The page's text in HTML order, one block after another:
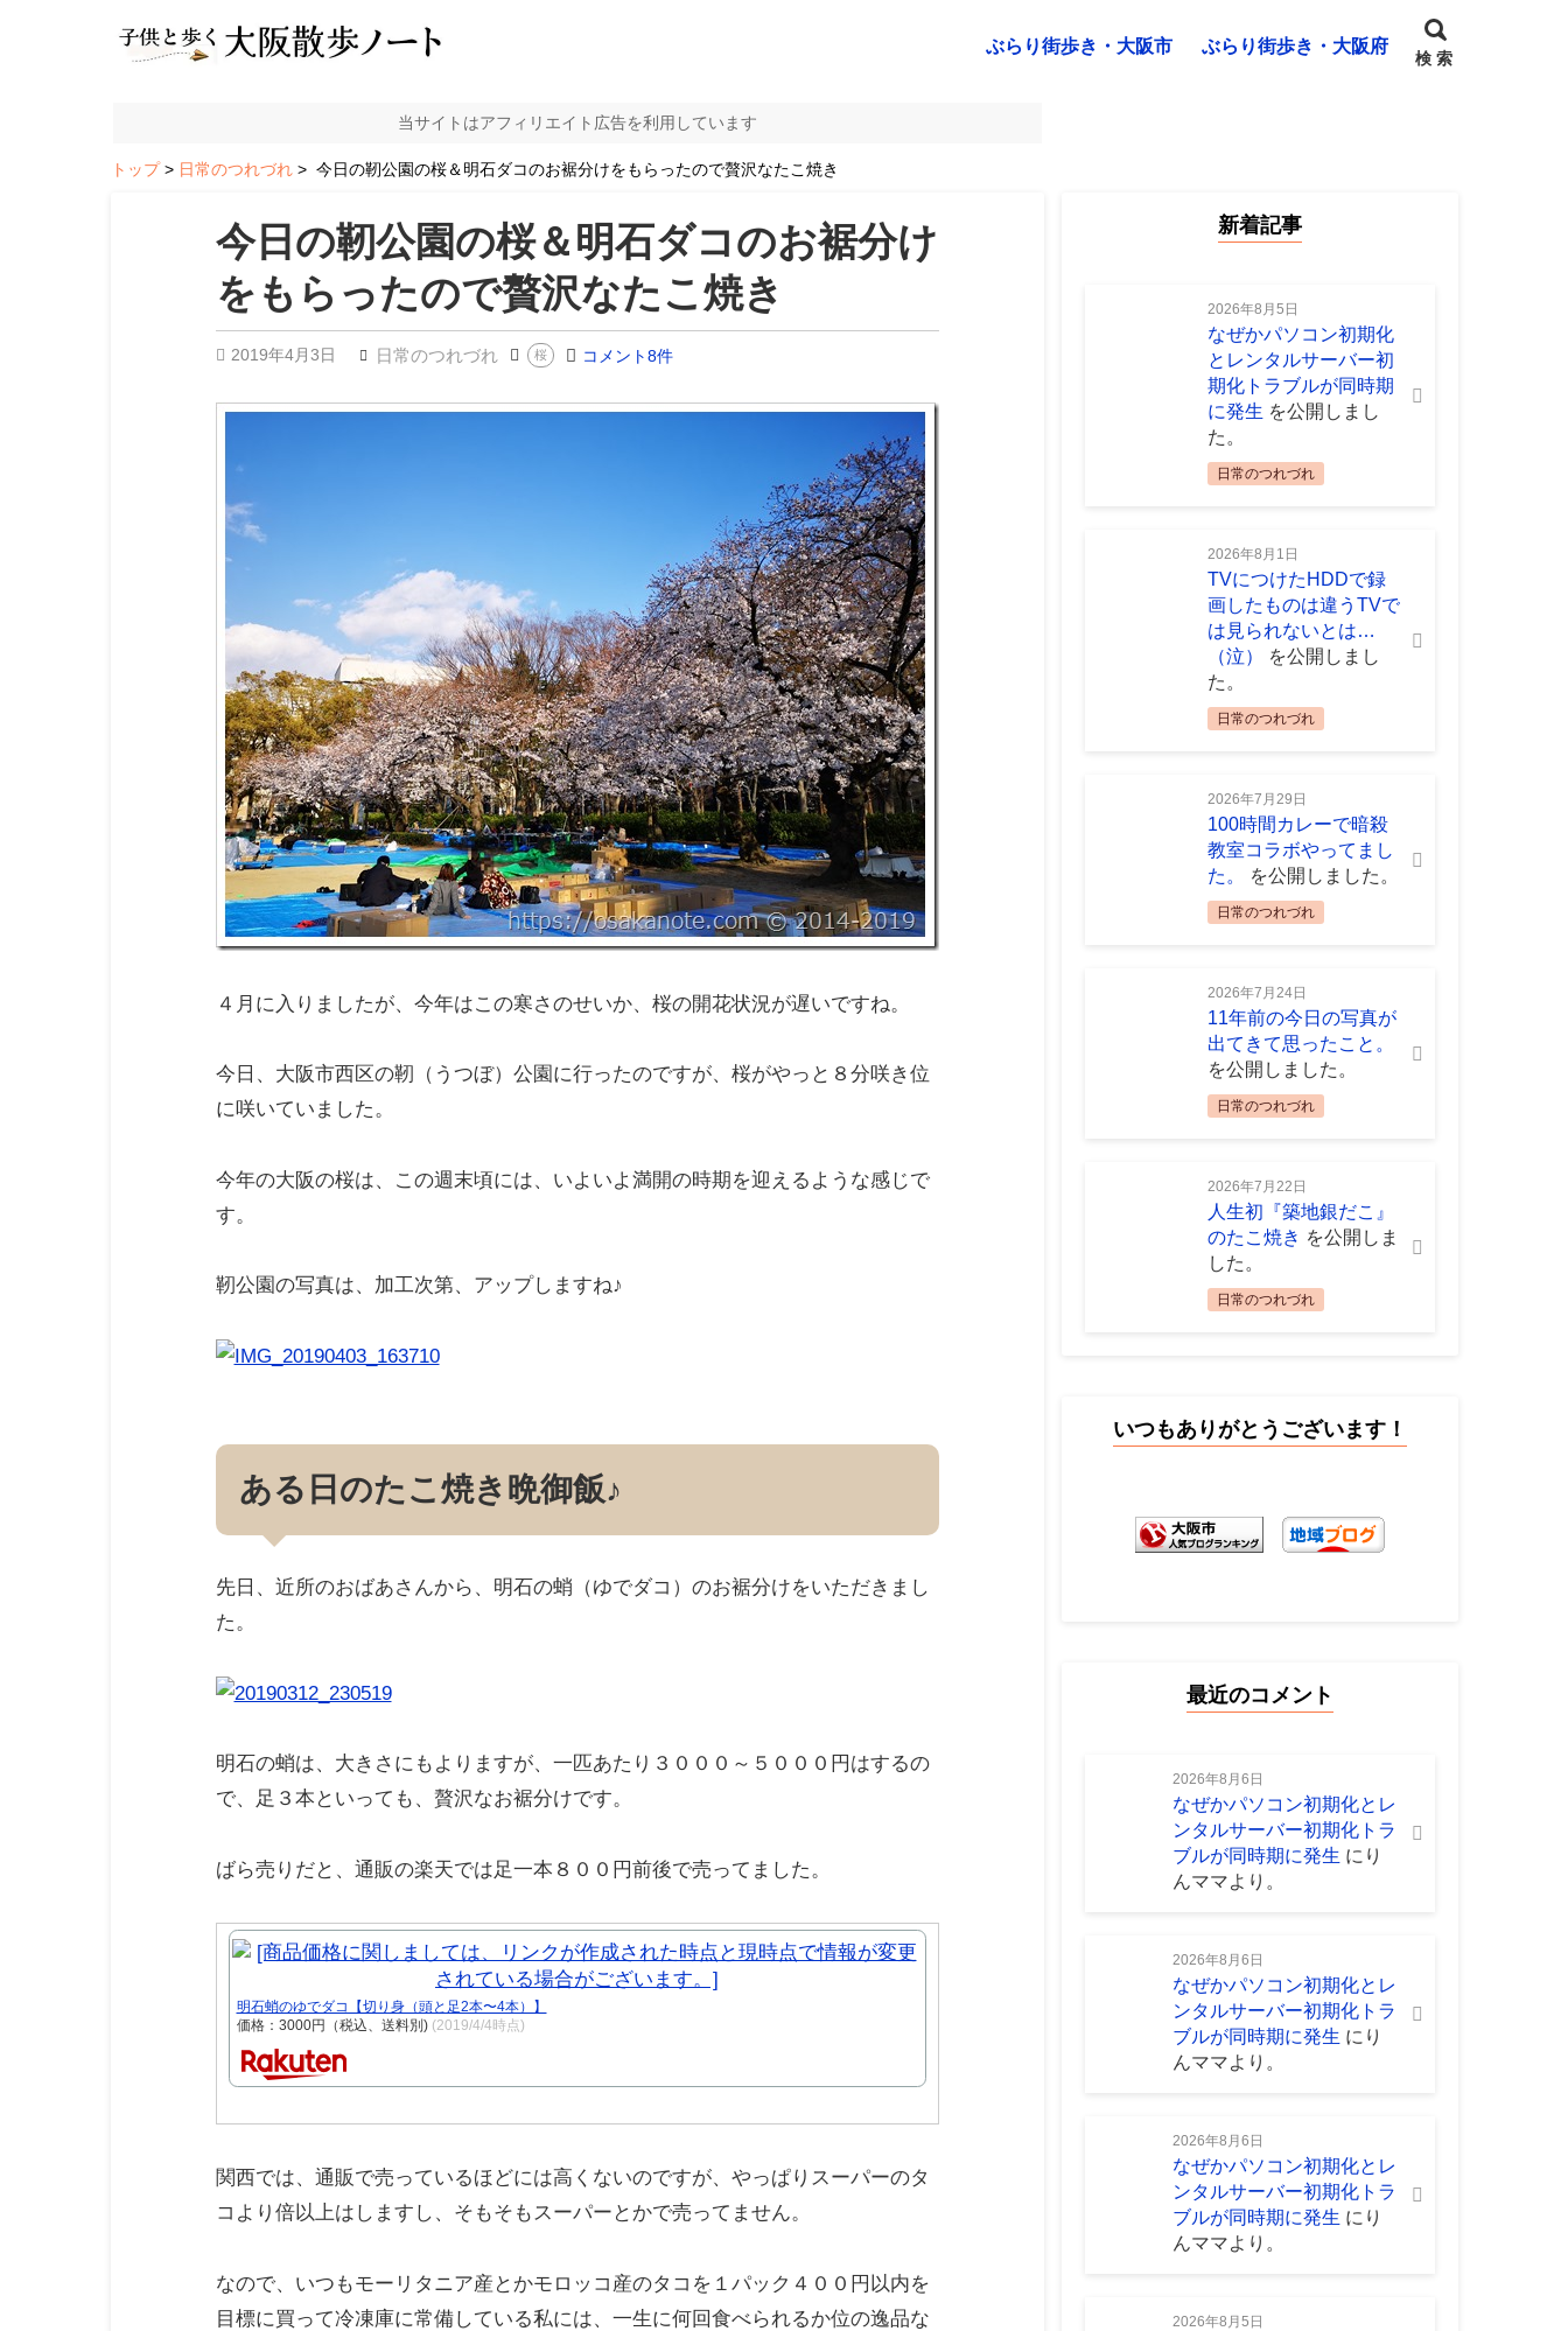
ぶらり街歩き・大阪市 ぶらり街歩き・大阪府
検 索
当サイトはアフィリエイト広告を利用しています
トップ 日常のつれづれ 今日の靭公園の桜＆明石ダコのお裾分けをもらったので贅沢なたこ焼き
今日の靭公園の桜＆明石ダコのお裾分け
をもらったので贅沢なたこ焼き
2019年4月3日 日常のつれづれ 桜 コメント8件
４月に入りましたが、今年はこの寒さのせいか、桜の開花状況が遅いですね。
今日、大阪市西区の靭（うつぼ）公園に行ったのですが、桜がやっと８分咲き位
に咲いていました。
今年の大阪の桜は、この週末頃には、いよいよ満開の時期を迎えるような感じで
す。
靭公園の写真は、加工次第、アップしますね♪
ある日のたこ焼き晩御飯♪
先日、近所のおばあさんから、明石の蛸（ゆでダコ）のお裾分けをいただきまし
た。
明石の蛸は、大きさにもよりますが、一匹あたり３０００～５０００円はするの
で、足３本といっても、贅沢なお裾分けです。
ばら売りだと、通販の楽天では足一本８００円前後で売ってました。
明石蛸のゆでダコ【切り身（頭と足2本〜4本）】
価格：3000円（税込、送料別) (2019/4/4時点)
関西では、通販で売っているほどには高くないのですが、やっぱりスーパーのタ
コより倍以上はしますし、そもそもスーパーとかで売ってません。
なので、いつもモーリタニア産とかモロッコ産のタコを１パック４００円以内を
目標に買って冷凍庫に常備している私には、一生に何回食べられるか位の逸品な
新着記事
2026年8月5日
なぜかパソコン初期化
とレンタルサーバー初
期化トラブルが同時期
に発生 を公開しまし
た。
日常のつれづれ
2026年8月1日
TVにつけたHDDで録
画したものは違うTVで
は見られないとは…
（泣）
を公開しまし
た。
日常のつれづれ
2026年7月29日
100時間カレーで暗殺
教室コラボやってまし
た。
を公開しました。
日常のつれづれ
2026年7月24日
11年前の今日の写真が
出てきて思ったこと。
を公開しました。
日常のつれづれ
2026年7月22日
人生初『築地銀だこ』
のたこ焼き を公開しま
した。
日常のつれづれ
いつもありがとうございます！
最近のコメント
2026年8月6日
なぜかパソコン初期化とレ
ンタルサーバー初期化トラ
ブルが同時期に発生 に り
んママより。
2026年8月6日
なぜかパソコン初期化とレ
ンタルサーバー初期化トラ
ブルが同時期に発生 に り
んママより。
2026年8月6日
なぜかパソコン初期化とレ
ンタルサーバー初期化トラ
ブルが同時期に発生 に り
んママより。
2026年8月5日